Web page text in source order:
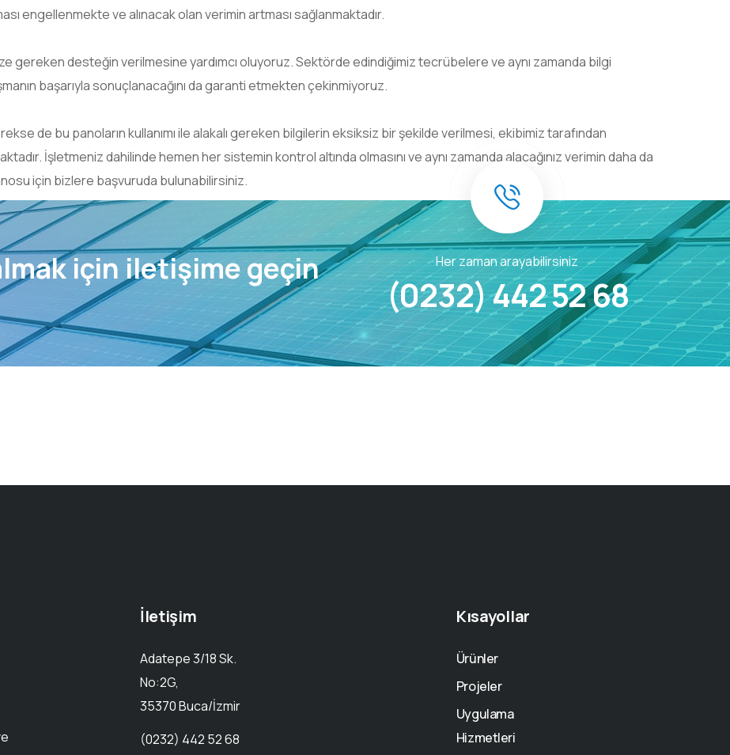
engellenmekte ve alınacak olan verimin artması sağlanmaktadır.
gereken desteğin verilmesine yardımcı oluyoruz. Sektörde edindiğimiz tecrübelere ve aynı zamanda bilgi
başarıyla sonuçlanacağını da garanti etmekten çekinmiyoruz.
de bu panoların kullanımı ile alakalı gereken bilgilerin eksiksiz bir şekilde verilmesi, ekibimiz tarafından
İşletmeniz dahilinde hemen her sistemin kontrol altında olmasını ve aynı zamanda alacağınız verimin daha da
için bizlere başvuruda bulunabilirsiniz.
için iletişime geçin Her zaman arayabilirsiniz
(0232) 442 52 68
İletişim
Adatepe 3/18 Sk.
No:2G,
35370 Buca/İzmir
(0232) 442 52 68
Kısayollar
Ürünler
Projeler
Uygulama
Hizmetleri